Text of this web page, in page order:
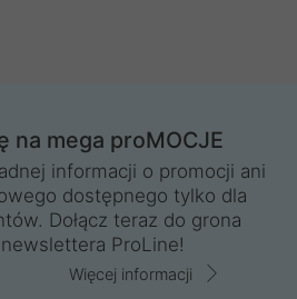
na mega proMOCJE
informacji o promocji ani
dostępnego tylko dla
Dołącz teraz do grona
ProLine!
Więcej informacji